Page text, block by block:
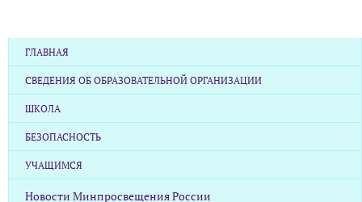
ГЛАВНАЯ
СВЕДЕНИЯ ОБ ОБРАЗОВАТЕЛЬНОЙ ОРГАНИЗАЦИИ
ШКОЛА
БЕЗОПАСНОСТЬ
УЧАЩИМСЯ
Новости Минпросвещения России